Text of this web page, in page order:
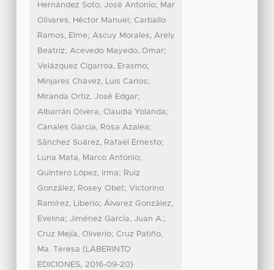
Hernández Soto, José Antonio; Mar
Olivares, Héctor Manuel ; Carballo
Ramos, Elme; Ascuy Morales, Arely
Beatriz; Acevedo Mayedo, Omar;
Velázquez Cigarroa, Erasmo;
Minjares Chávez, Luis Carlos;
Miranda Ortiz, José Edgar;
Albarrán Olvera, Claudia Yolanda;
Canales García, Rosa Azalea;
Sánchez Suárez, Rafael Ernesto;
Luna Mata, Marco Antonio;
Quintero López, Irma; Ruiz
González, Rosey Obet; Victorino
Ramírez, Liberio; Álvarez González,
Evelina; Jiménez García, Juan A.;
Cruz Mejía, Oliverio; Cruz Patiño,
Ma. Teresa ( LABERINTO
EDICIONES, 2016-09-20)